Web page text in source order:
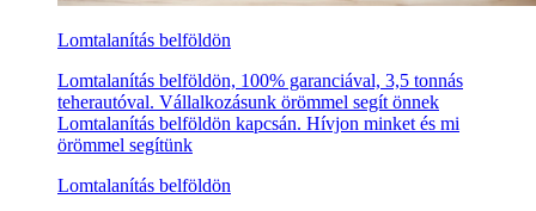
Lomtalanítás belföldön
Lomtalanítás belföldön, 100% garanciával, 3,5 tonnás
teherautóval. Vállalkozásunk örömmel segít önnek
Lomtalanítás belföldön kapcsán. Hívjon minket és mi
örömmel segítünk
Lomtalanítás belföldön